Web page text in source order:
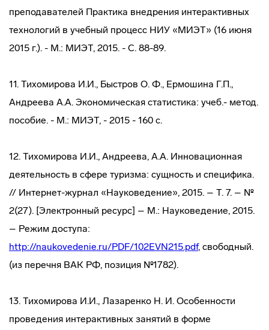
преподавателей Практика внедрения интерактивных
технологий в учебный процесс НИУ «МИЭТ» (16 июня
2015 г.). - М.: МИЭТ, 2015. - С. 88-89.
11. Тихомирова И.И., Быстров О. Ф., Ермошина Г.П.,
Андреева А.А. Экономическая статистика: учеб.- метод.
пособие. - М.: МИЭТ, - 2015 - 160 с.
12. Тихомирова И.И., Андреева, А.А. Инновационная
деятельность в сфере туризма: сущность и специфика.
// Интернет-журнал «Науковедение», 2015. – Т. 7. – №
2(27). [Электронный ресурс] – М.: Науковедение, 2015.
– Режим доступа:
http://naukovedenie.ru/PDF/102EVN215.pdf, свободный.
(из перечня ВАК РФ, позиция №1782).
13. Тихомирова И.И., Лазаренко Н. И. Особенности
проведения интерактивных занятий в форме